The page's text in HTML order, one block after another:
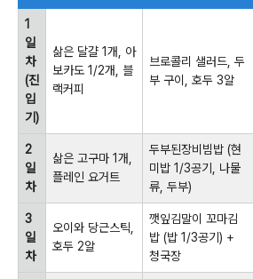
1
일
차
(진
입
기)
삶은 달걀 1개, 아
보카도 1/2개, 블
랙커피
브로콜리 샐러드, 두
부 구이, 호두 3알
2
일
차
삶은 고구마 1개,
플레인 요거트
두부된장비빔밥 (현
미밥 1/3공기, 나물
류, 두부)
3
일
차
오이와 당근스틱,
호두 2알
깻잎김말이 꼬마김
밥 (밥 1/3공기) +
청국장